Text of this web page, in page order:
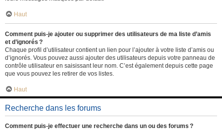
Haut
Comment puis-je ajouter ou supprimer des utilisateurs de ma liste d’amis
et d’ignorés ?
Chaque profil d’utilisateur contient un lien pour l’ajouter à votre liste d’amis ou
d’ignorés. Vous pouvez aussi ajouter des utilisateurs depuis votre panneau de
contrôle utilisateur en saisissant leur nom. C’est également depuis cette page
que vous pouvez les retirer de vos listes.
Haut
Recherche dans les forums
Comment puis-je effectuer une recherche dans un ou des forums ?